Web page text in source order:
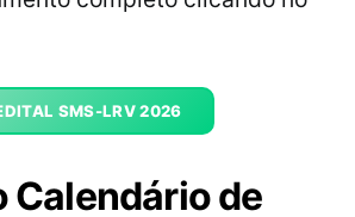
SMS-LRV 2026
Calendário de